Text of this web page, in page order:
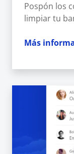
Pospón los
limpiar tu
Más